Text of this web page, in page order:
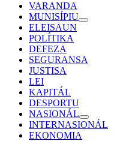
VARANDA
MUNISÍPIU
ELEISAUN
POLÍTIKA
DEFEZA
SEGURANSA
JUSTISA
LEI
KAPITÁL
DESPORTU
NASIONÁL
INTERNASIONÁL
EKONOMIA